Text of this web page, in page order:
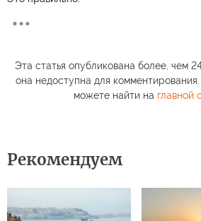
Эта статья опубликована более, чем
она недоступна для
можете найти на главной
Рекомендуем